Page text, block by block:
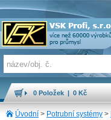
0 Položek | 0 Kč
Úvodní > Potrubní systémy >